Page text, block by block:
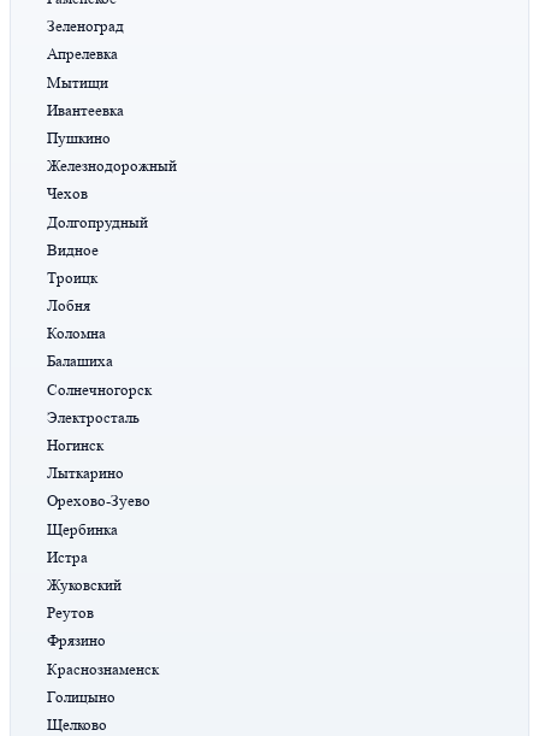
Зеленоград
Апрелевка
Мытищи
Ивантеевка
Пушкино
Железнодорожный
Чехов
Долгопрудный
Видное
Троицк
Лобня
Коломна
Балашиха
Солнечногорск
Электросталь
Ногинск
Лыткарино
Орехово-Зуево
Щербинка
Истра
Жуковский
Реутов
Фрязино
Краснознаменск
Голицыно
Щелково